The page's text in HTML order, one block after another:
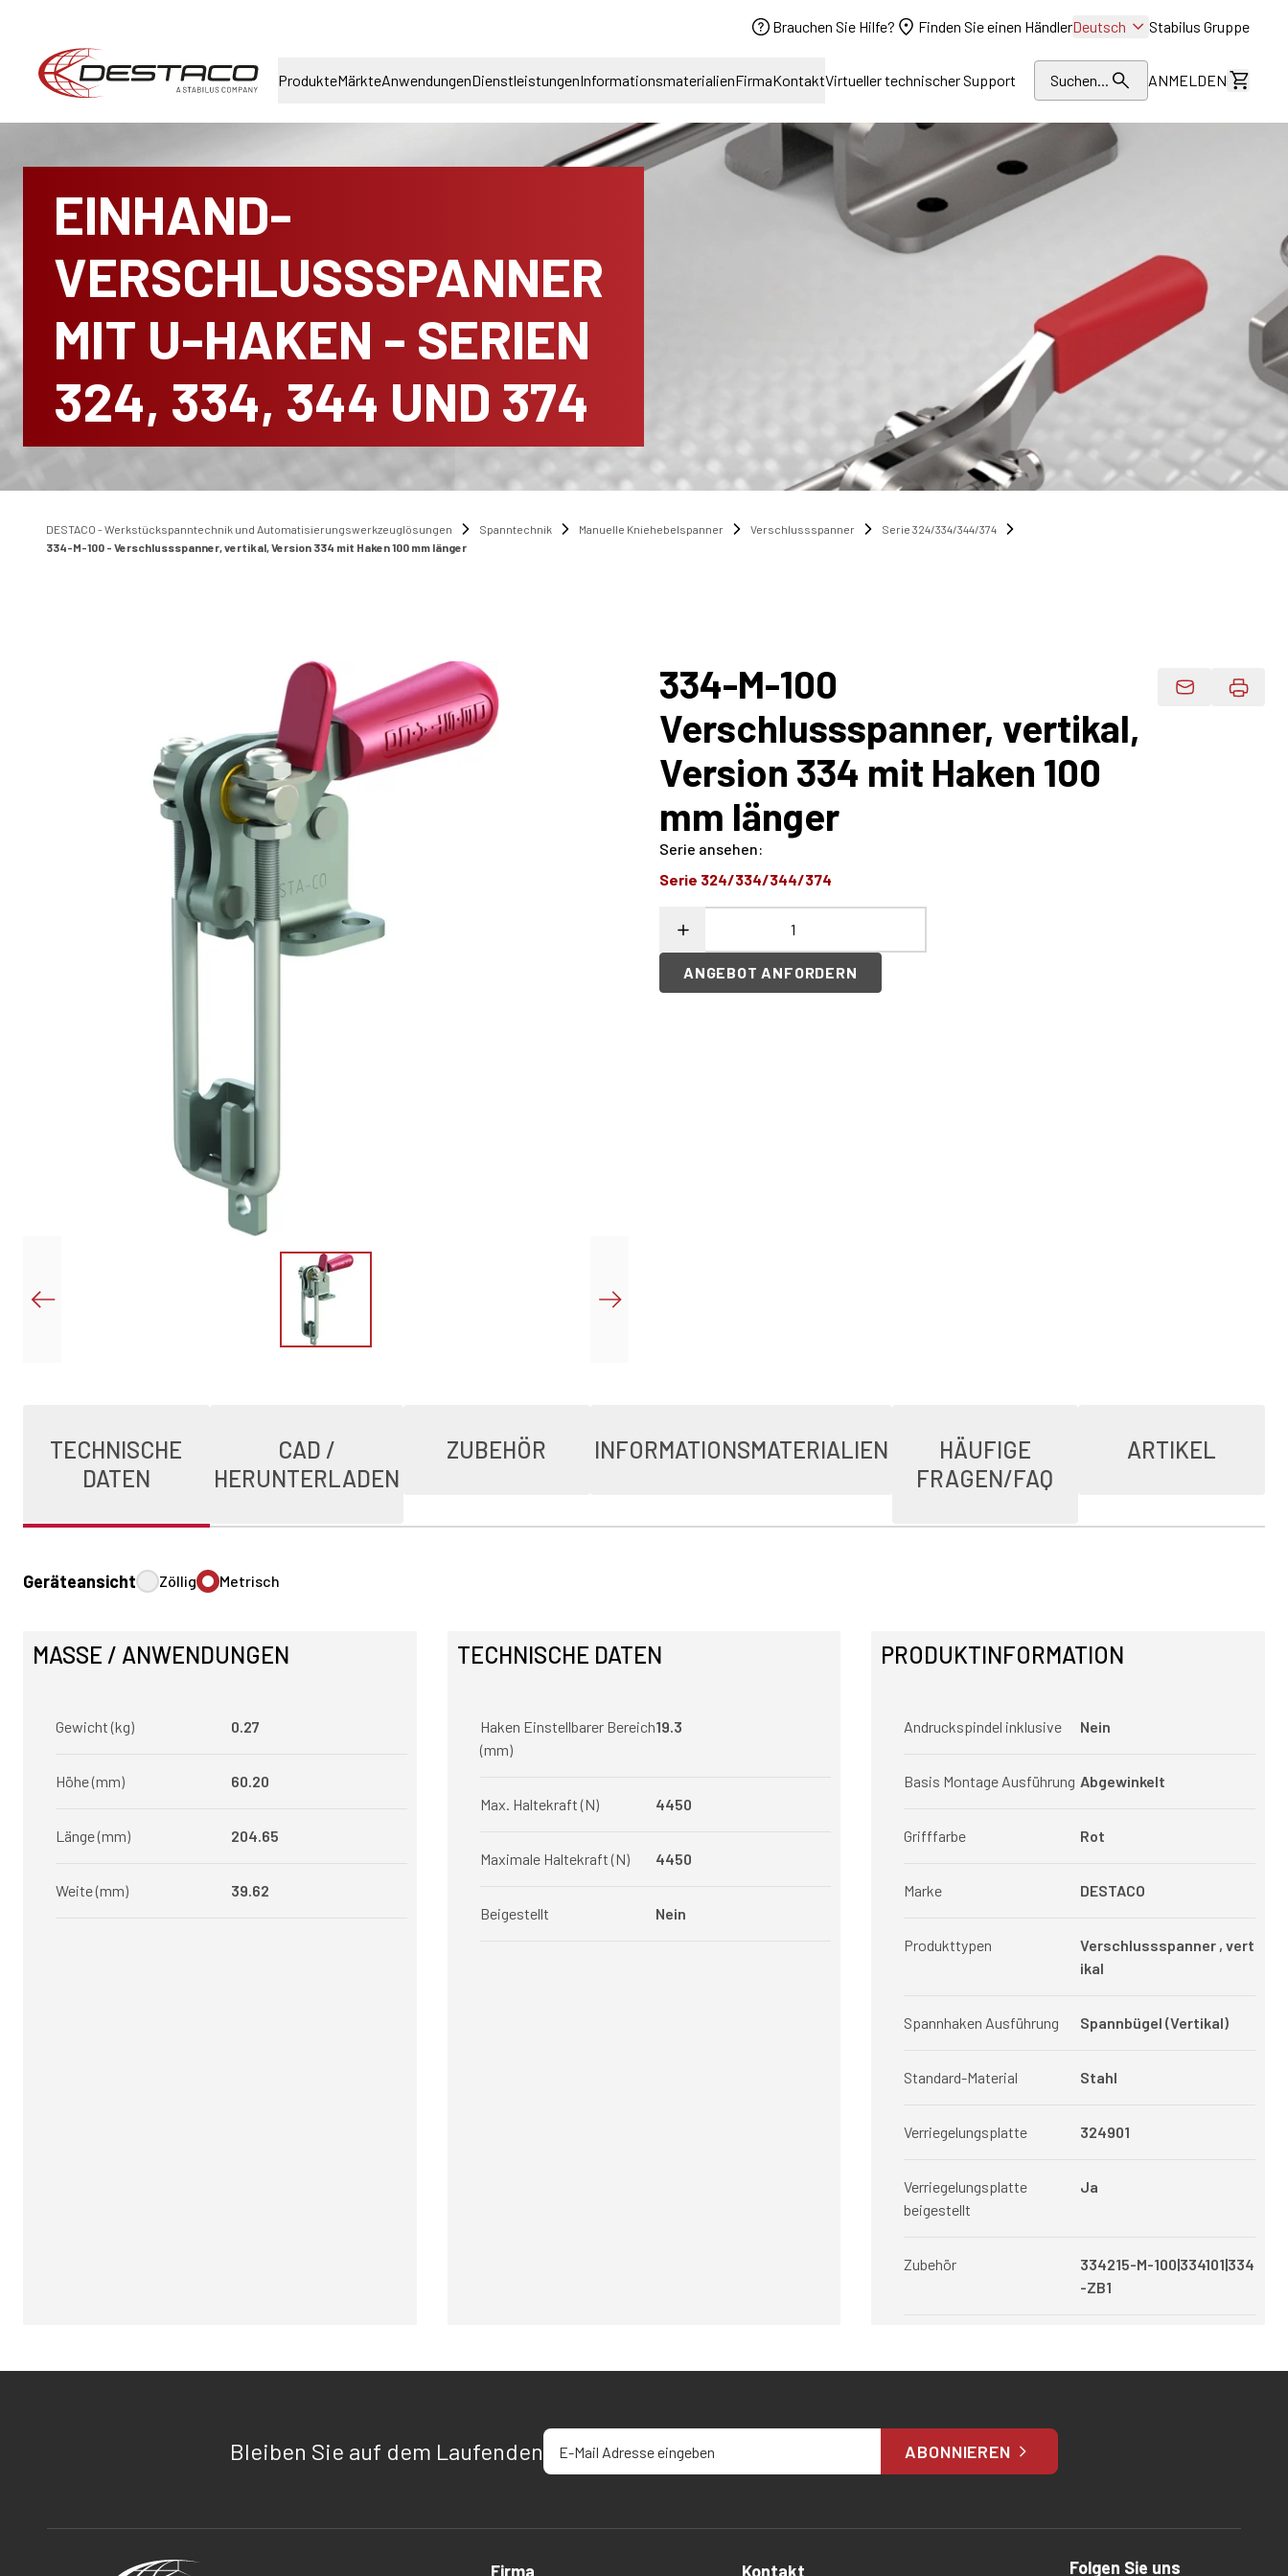
Brauchen Sie Hilfe? Finden Sie einen HändlerDeutsch Stabilus Gruppe
ProdukteMärkteAnwendungenDienstleistungenInformationsmaterialienFirmaKontaktVirtueller technischer Support Suchen... ANMELDEN
EINHAND-
VERSCHLUSSSPANNER
MIT U-HAKEN - SERIEN
324, 334, 344 UND 374
DESTACO - Werkstückspanntechnik und Automatisierungswerkzeuglösungen Spanntechnik Manuelle Kniehebelspanner Verschlussspanner
Serie 324/334/344/374
334-M-100 - Verschlussspanner, vertikal, Version 334 mit Haken 100 mm länger
334-M-100
Verschlussspanner, vertikal,
Version 334 mit Haken 100
mm länger
Produktdaten
Serie ansehen:
Serie 324/334/344/374
ANGEBOT ANFORDERN
TECHNISCHE
DATEN
CAD /
HERUNTERLADEN
ZUBEHÖR INFORMATIONSMATERIALIEN
HÄUFIGE
FRAGEN/FAQ
ARTIKEL
Geräteansicht Zöllig Metrisch
MASSE / ANWENDUNGEN
Gewicht (kg) 0.27
Höhe (mm) 60.20
Länge (mm) 204.65
Weite (mm) 39.62
TECHNISCHE DATEN
Haken Einstellbarer Bereich
(mm)
19.3
Max. Haltekraft (N) 4450
Maximale Haltekraft (N) 4450
Beigestellt Nein
PRODUKTINFORMATION
Andruckspindel inklusive Nein
Basis Montage Ausführung Abgewinkelt
Grifffarbe Rot
Marke DESTACO
Produkttypen
Verschlussspanner , vert
ikal
Spannhaken Ausführung Spannbügel (Vertikal)
Standard-Material Stahl
Verriegelungsplatte 324901
Verriegelungsplatte
beigestellt
Ja
Zubehör
334215-M-100|334101|334
-ZB1
Bleiben Sie auf dem LaufendenE-Mail-Adresse eingeben
ABONNIEREN
Firma Kontakt Folgen Sie uns